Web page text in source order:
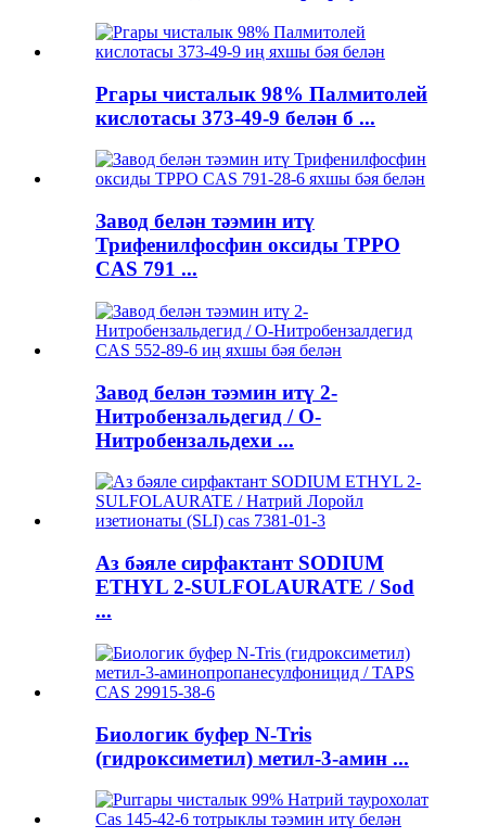
Pгары чисталык 98% Палмитолей
кислотасы 373-49-9 белән б ...
Завод белән тәэмин итү
Трифенилфосфин оксиды TPPO
CAS 791 ...
Завод белән тәэмин итү 2-
Нитробензальдегид / О-
Нитробензальдехи ...
Аз бәяле сирфактант SODIUM
ETHYL 2-SULFOLAURATE / Sod
...
Биологик буфер N-Tris
(гидроксиметил) метил-3-амин ...